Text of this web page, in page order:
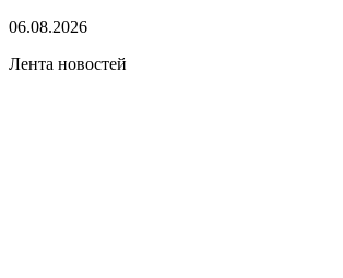
06.08.2026
Лента новостей